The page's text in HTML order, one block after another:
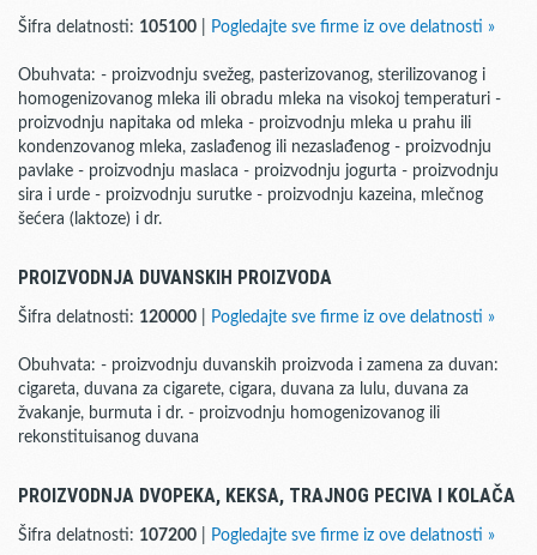
Šifra delatnosti: 105100 Pogledajte sve firme iz ove delatnosti »
Obuhvata: - proizvodnju svežeg, pasterizovanog, sterilizovanog i
homogenizovanog mleka ili obradu mleka na visokoj temperaturi -
proizvodnju napitaka od mleka - proizvodnju mleka u prahu ili
kondenzovanog mleka, zaslađenog ili nezaslađenog - proizvodnju
pavlake - proizvodnju maslaca - proizvodnju jogurta - proizvodnju
sira i urde - proizvodnju surutke - proizvodnju kazeina, mlečnog
šećera (laktoze) i dr.
PROIZVODNJA DUVANSKIH PROIZVODA
Šifra delatnosti: 120000 Pogledajte sve firme iz ove delatnosti »
Obuhvata: - proizvodnju duvanskih proizvoda i zamena za duvan:
cigareta, duvana za cigarete, cigara, duvana za lulu, duvana za
žvakanje, burmuta i dr. - proizvodnju homogenizovanog ili
rekonstituisanog duvana
PROIZVODNJA DVOPEKA, KEKSA, TRAJNOG PECIVA I KOLAČA
Šifra delatnosti: 107200 Pogledajte sve firme iz ove delatnosti »